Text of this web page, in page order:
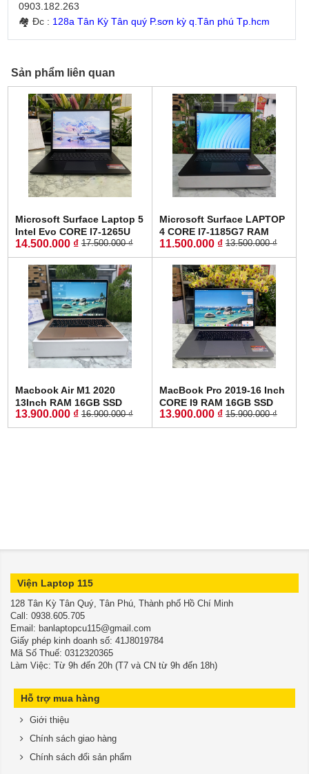
0903.182.263
🏘 Đc : 128a Tân Kỳ Tân quý P.sơn kỳ q.Tân phú Tp.hcm
Sản phẩm liên quan
Microsoft Surface Laptop 5
Intel Evo CORE I7-1265U
RAM 16GB SSD 512GB
MÀN HÌNH : 13.5" Inch QHD
Touch Screen
14.500.000 ₫ 17.500.000 ₫
Microsoft Surface LAPTOP
4 CORE I7-1185G7 RAM
16GB SSD 256GB MÀN
HÌNH : 15" Inch 2K Touch
Screen
11.500.000 ₫ 13.500.000 ₫
Macbook Air M1 2020
13Inch RAM 16GB SSD
512GB (Gold) - New 99%
13.900.000 ₫ 16.900.000 ₫
MacBook Pro 2019-16 Inch
CORE I9 RAM 16GB SSD
1.000GB Radeon Pro
5500M 4GB Touch Bar -
13.900.000 ₫ 15.900.000 ₫
Viện Laptop 115
128 Tân Kỳ Tân Quý, Tân Phú, Thành phố Hồ Chí Minh
​​​​​​​Call: 0938.605.705
Email: banlaptopcu115@gmail.com
Giấy phép kinh doanh số: 41J8019784
Mã Số Thuế: 0312320365
Làm Việc: Từ 9h đến 20h (T7 và CN từ 9h đến 18h)
Hỗ trợ mua hàng
Giới thiệu
Chính sách giao hàng
Chính sách đổi sản phẩm